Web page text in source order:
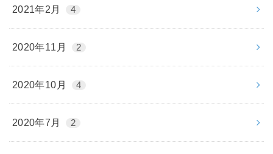
2021年2月 4
2020年11月 2
2020年10月 4
2020年7月 2